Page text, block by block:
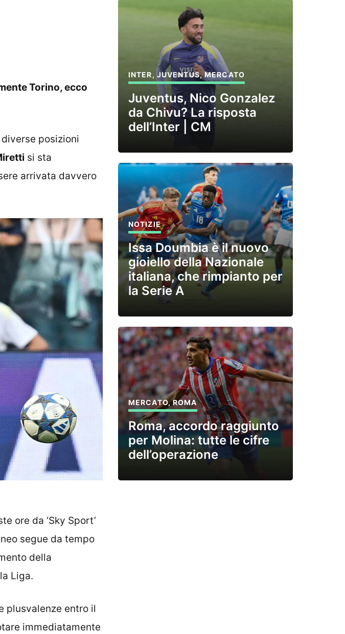
Torino, ecco
posizioni
si sta
arrivata davvero
ore da ‘Sky Sport’
segue da tempo
della
Liga.
plusvalenze entro il
immediatamente
INTER, JUVENTUS,MERCATO
Juventus, Nico Gonzalez
da Chivu? La risposta
dell’Inter | CM
NOTIZIE
Issa Doumbia è il nuovo
gioiello della Nazionale
italiana, che rimpianto per
la Serie A
MERCATO,ROMA
Roma, accordo raggiunto
per Molina: tutte le cifre
dell’operazione